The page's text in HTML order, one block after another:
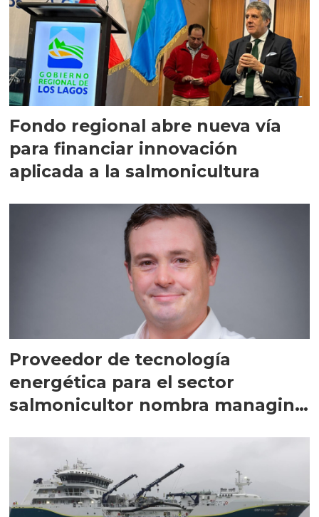
Fondo regional abre nueva vía
para financiar innovación
aplicada a la salmonicultura
Proveedor de tecnología
energética para el sector
salmonicultor nombra managing